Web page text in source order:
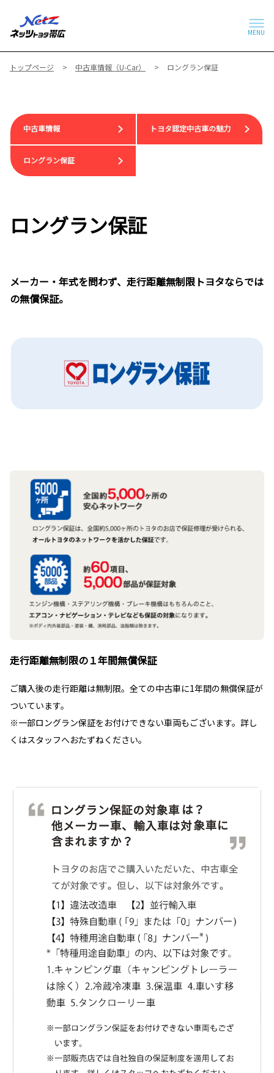
MENU
トップページ 中古車情報（U-Car） ロングラン保証
中古車情報 トヨタ認定中古車の魅力
ロングラン保証
ロングラン保証
メーカー・年式を問わず、走行距離無制限トヨタならでは
の無償保証。
走行距離無制限の１年間無償保証
ご購入後の走行距離は無制限。全ての中古車に1年間の無償保証が
ついています。
※一部ロングラン保証をお付けできない車両もございます。詳し
くはスタッフへおたずねください。